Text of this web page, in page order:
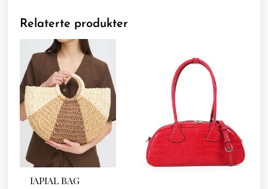
Relaterte produkter
IAPIAL BAG